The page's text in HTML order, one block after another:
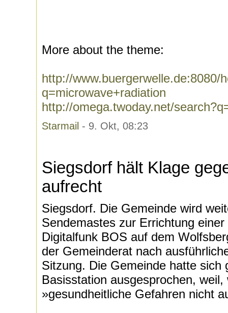
More about the theme:
http://www.buergerwelle.de:8080/
q=microwave+radiation
http://omega.twoday.net/
Starmail - 9. Okt, 08:23
Siegsdorf hält Klage
aufrecht
Siegsdorf. Die Gemeinde wird
Sendemastes zur Errichtung
Digitalfunk BOS auf dem
der Gemeinderat nach
Sitzung. Die Gemeinde hatte sich
Basisstation ausgesprochen,
»gesundheitliche Gefahren nicht